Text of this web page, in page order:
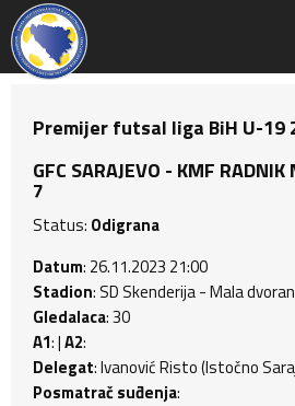
Premijer futsal liga BiH U-19
GFC SARAJEVO - KMF
7
Status: Odigrana
Datum: 26.11.2023 21:00
Stadion: SD Skenderija - Mala
Gledalaca: 30
A1: |A2:
Delegat: Ivanović Risto (Istočno
Posmatrač suđenja: